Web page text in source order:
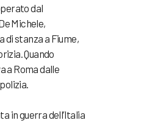
dal
Michele,
di stanza a Fiume,
Quando
a Roma dalle
in guerra dell’Italia